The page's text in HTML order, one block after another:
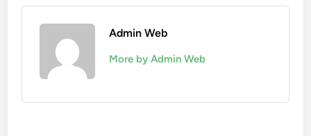
Admin Web
More by Admin Web